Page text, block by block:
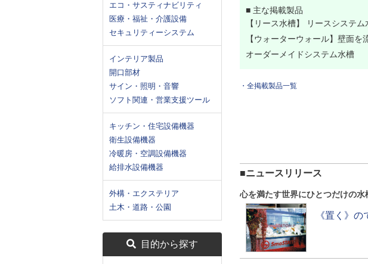
エコ・サスティナビリティ
医療・福祉・介護設備
セキュリティーシステム
インテリア製品
開口部材
サイン・照明・音響
ソフト関連・営業支援ツール
キッチン・住宅設備機器
衛生設備機器
冷暖房・空調設備機器
給排水設備機器
外構・エクステリア
土木・道路・公園
目的から探す
■ 主な掲載製品
【リース水槽】 リースシステム
【ウォーターウォール】壁面を
オーダーメイドシステム水槽
・全掲載製品一覧
■ニュースリリース
心を満たす世界にひとつだけの
《置く》